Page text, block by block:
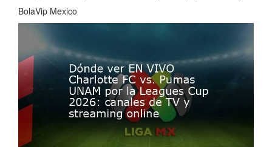
BolaVip Mexico